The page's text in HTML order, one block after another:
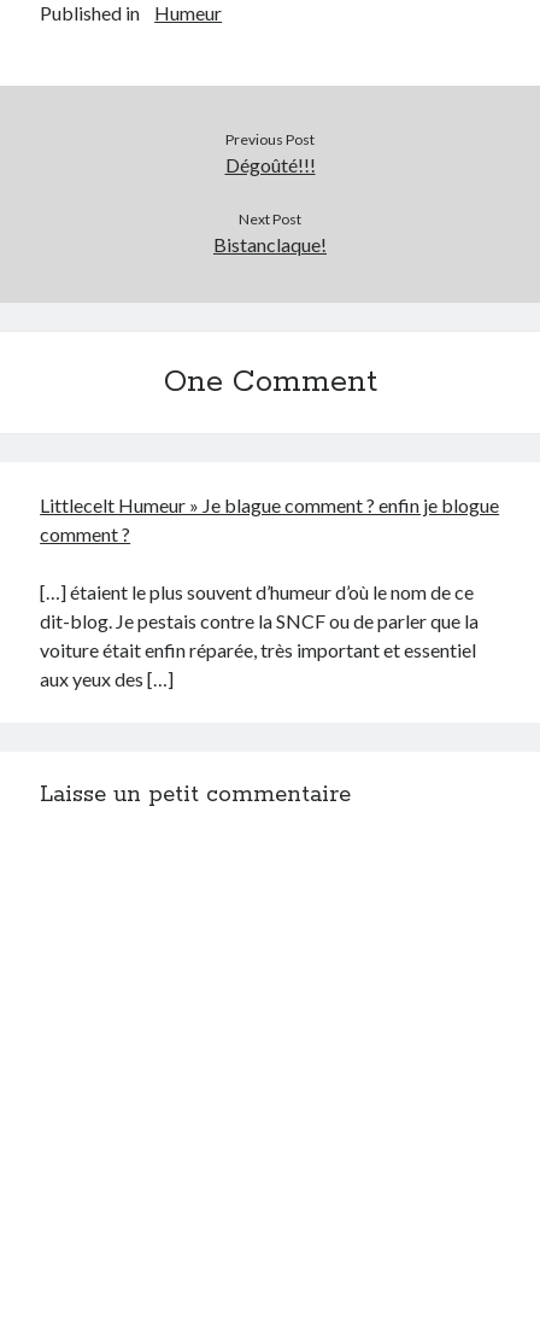
Published in Humeur
Previous Post
Dégoûté!!!
Next Post
Bistanclaque!
One Comment
Littlecelt Humeur » Je blague comment ? enfin je blogue
comment ?
[…] étaient le plus souvent d’humeur d’où le nom de ce
dit-blog. Je pestais contre la SNCF ou de parler que la
voiture était enfin réparée, très important et essentiel
aux yeux des […]
Laisse un petit commentaire